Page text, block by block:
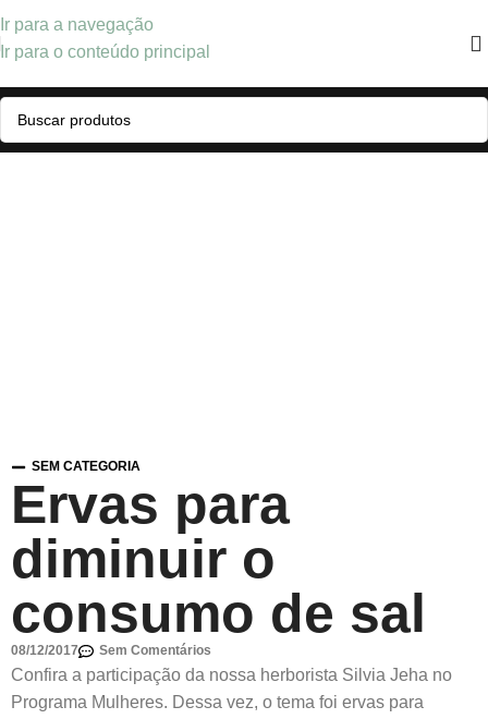
Ir para a navegação
Ir para o conteúdo principal
SEM CATEGORIA
Ervas para
diminuir o
consumo de sal
08/12/2017 Sem Comentários
Confira a participação da nossa herborista Silvia Jeha no
Programa Mulheres. Dessa vez, o tema foi ervas para